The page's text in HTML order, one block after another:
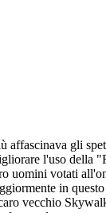
gli
l'uso della
uomini votati
in
vecchio